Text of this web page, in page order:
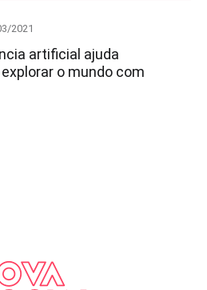
2021
artificial ajuda
o mundo com